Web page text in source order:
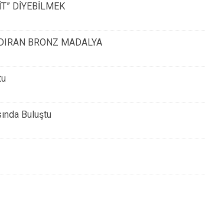
DİYEBİLMEK
BRONZ MADALYA
Buluştu